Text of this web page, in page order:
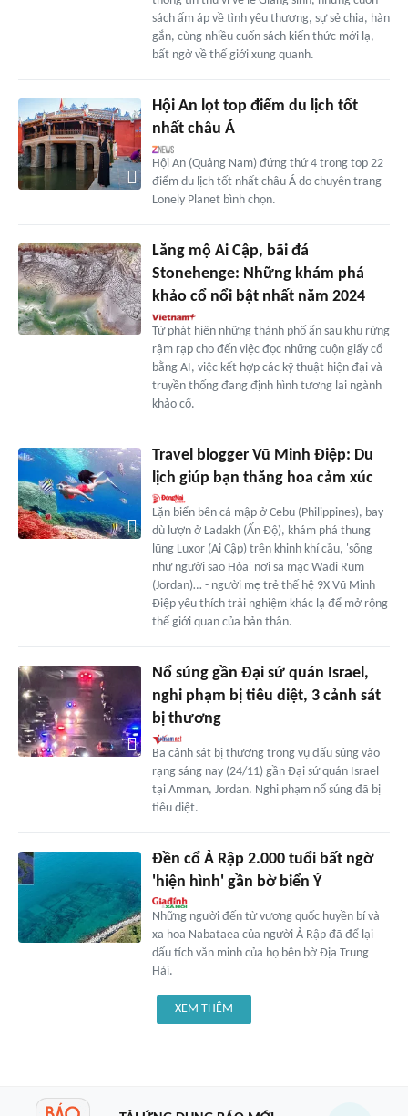
sách ấm áp về tình yêu thương, sự sẻ chia, hàn
gắn, cùng nhiều cuốn sách kiến thức mới lạ,
bất ngờ về thế giới xung quanh.
Hội An lọt top điểm du lịch tốt
nhất châu Á
Hội An (Quảng Nam) đứng thứ 4 trong top 22
điểm du lịch tốt nhất châu Á do chuyên trang
Lonely Planet bình chọn.
Lăng mộ Ai Cập, bãi đá
Stonehenge: Những khám phá
khảo cổ nổi bật nhất năm 2024
Từ phát hiện những thành phố ẩn sau khu rừng
rậm rạp cho đến việc đọc những cuộn giấy cổ
bằng AI, việc kết hợp các kỹ thuật hiện đại và
truyền thống đang định hình tương lai ngành
khảo cổ.
Travel blogger Vũ Minh Điệp: Du
lịch giúp bạn thăng hoa cảm xúc
Lặn biển bên cá mập ở Cebu (Philippines), bay
dù lượn ở Ladakh (Ấn Độ), khám phá thung
lũng Luxor (Ai Cập) trên khinh khí cầu, 'sống
như người sao Hỏa' nơi sa mạc Wadi Rum
(Jordan)… - người mẹ trẻ thế hệ 9X Vũ Minh
Điệp yêu thích trải nghiệm khác lạ để mở rộng
thế giới quan của bản thân.
Nổ súng gần Đại sứ quán Israel,
nghi phạm bị tiêu diệt, 3 cảnh sát
bị thương
Ba cảnh sát bị thương trong vụ đấu súng vào
rạng sáng nay (24/11) gần Đại sứ quán Israel
tại Amman, Jordan. Nghi phạm nổ súng đã bị
tiêu diệt.
Đền cổ Ả Rập 2.000 tuổi bất ngờ
'hiện hình' gần bờ biển Ý
Những người đến từ vương quốc huyền bí và
xa hoa Nabataea của người Ả Rập đã để lại
dấu tích văn minh của họ bên bờ Địa Trung
Hải.
XEM THÊM